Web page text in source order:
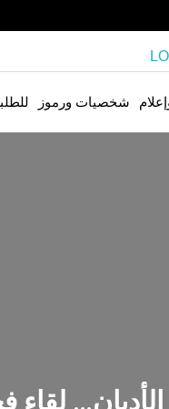
شخصيات ورموز
الأديان…